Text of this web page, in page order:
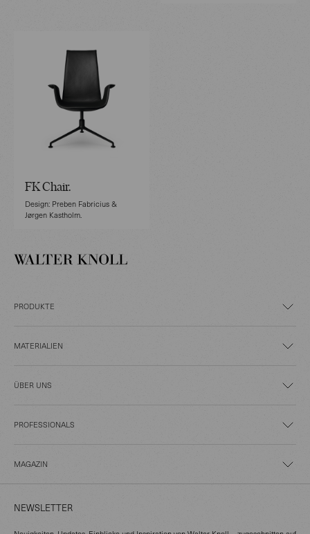
FK Chair.
Design: Preben Fabricius &
Jørgen Kastholm.
PRODUKTE
MATERIALIEN
ÜBER UNS
PROFESSIONALS
MAGAZIN
NEWSLETTER